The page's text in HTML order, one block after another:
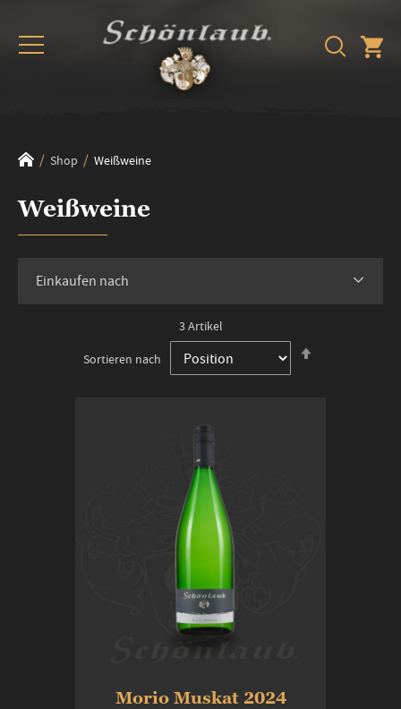
Shop Weißweine
Weißweine
3Artikel
Sortieren nach
Morio Muskat 2024
Einkaufen nach